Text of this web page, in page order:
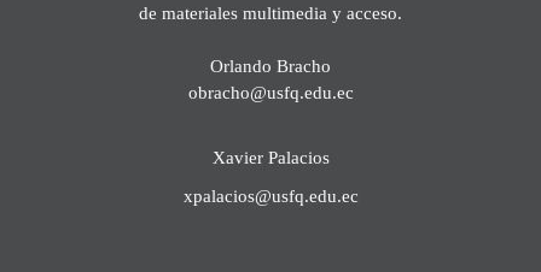
de materiales multimedia y acceso.
Orlando Bracho
obracho@usfq.edu.ec
Xavier Palacios
xpalacios@usfq.edu.ec